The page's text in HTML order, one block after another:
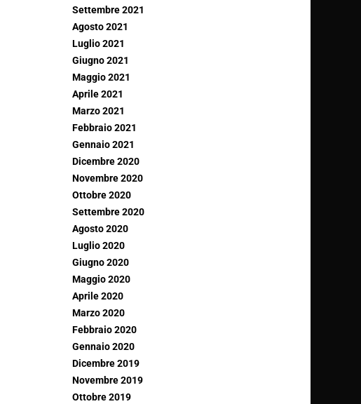
Settembre 2021
Agosto 2021
Luglio 2021
Giugno 2021
Maggio 2021
Aprile 2021
Marzo 2021
Febbraio 2021
Gennaio 2021
Dicembre 2020
Novembre 2020
Ottobre 2020
Settembre 2020
Agosto 2020
Luglio 2020
Giugno 2020
Maggio 2020
Aprile 2020
Marzo 2020
Febbraio 2020
Gennaio 2020
Dicembre 2019
Novembre 2019
Ottobre 2019